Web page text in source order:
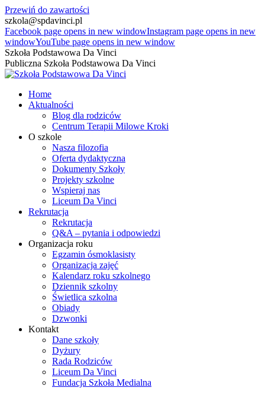
Przewiń do zawartości
szkola@spdavinci.pl
Facebook page opens in new windowInstagram page opens in new
windowYouTube page opens in new window
Szkoła Podstawowa Da Vinci
Publiczna Szkoła Podstawowa Da Vinci
Home
Aktualności
Blog dla rodziców
Centrum Terapii Milowe Kroki
O szkole
Nasza filozofia
Oferta dydaktyczna
Dokumenty Szkoły
Projekty szkolne
Wspieraj nas
Liceum Da Vinci
Rekrutacja
Rekrutacja
Q&A – pytania i odpowiedzi
Organizacja roku
Egzamin ósmoklasisty
Organizacja zajęć
Kalendarz roku szkolnego
Dziennik szkolny
Świetlica szkolna
Obiady
Dzwonki
Kontakt
Dane szkoły
Dyżury
Rada Rodziców
Liceum Da Vinci
Fundacja Szkoła Medialna